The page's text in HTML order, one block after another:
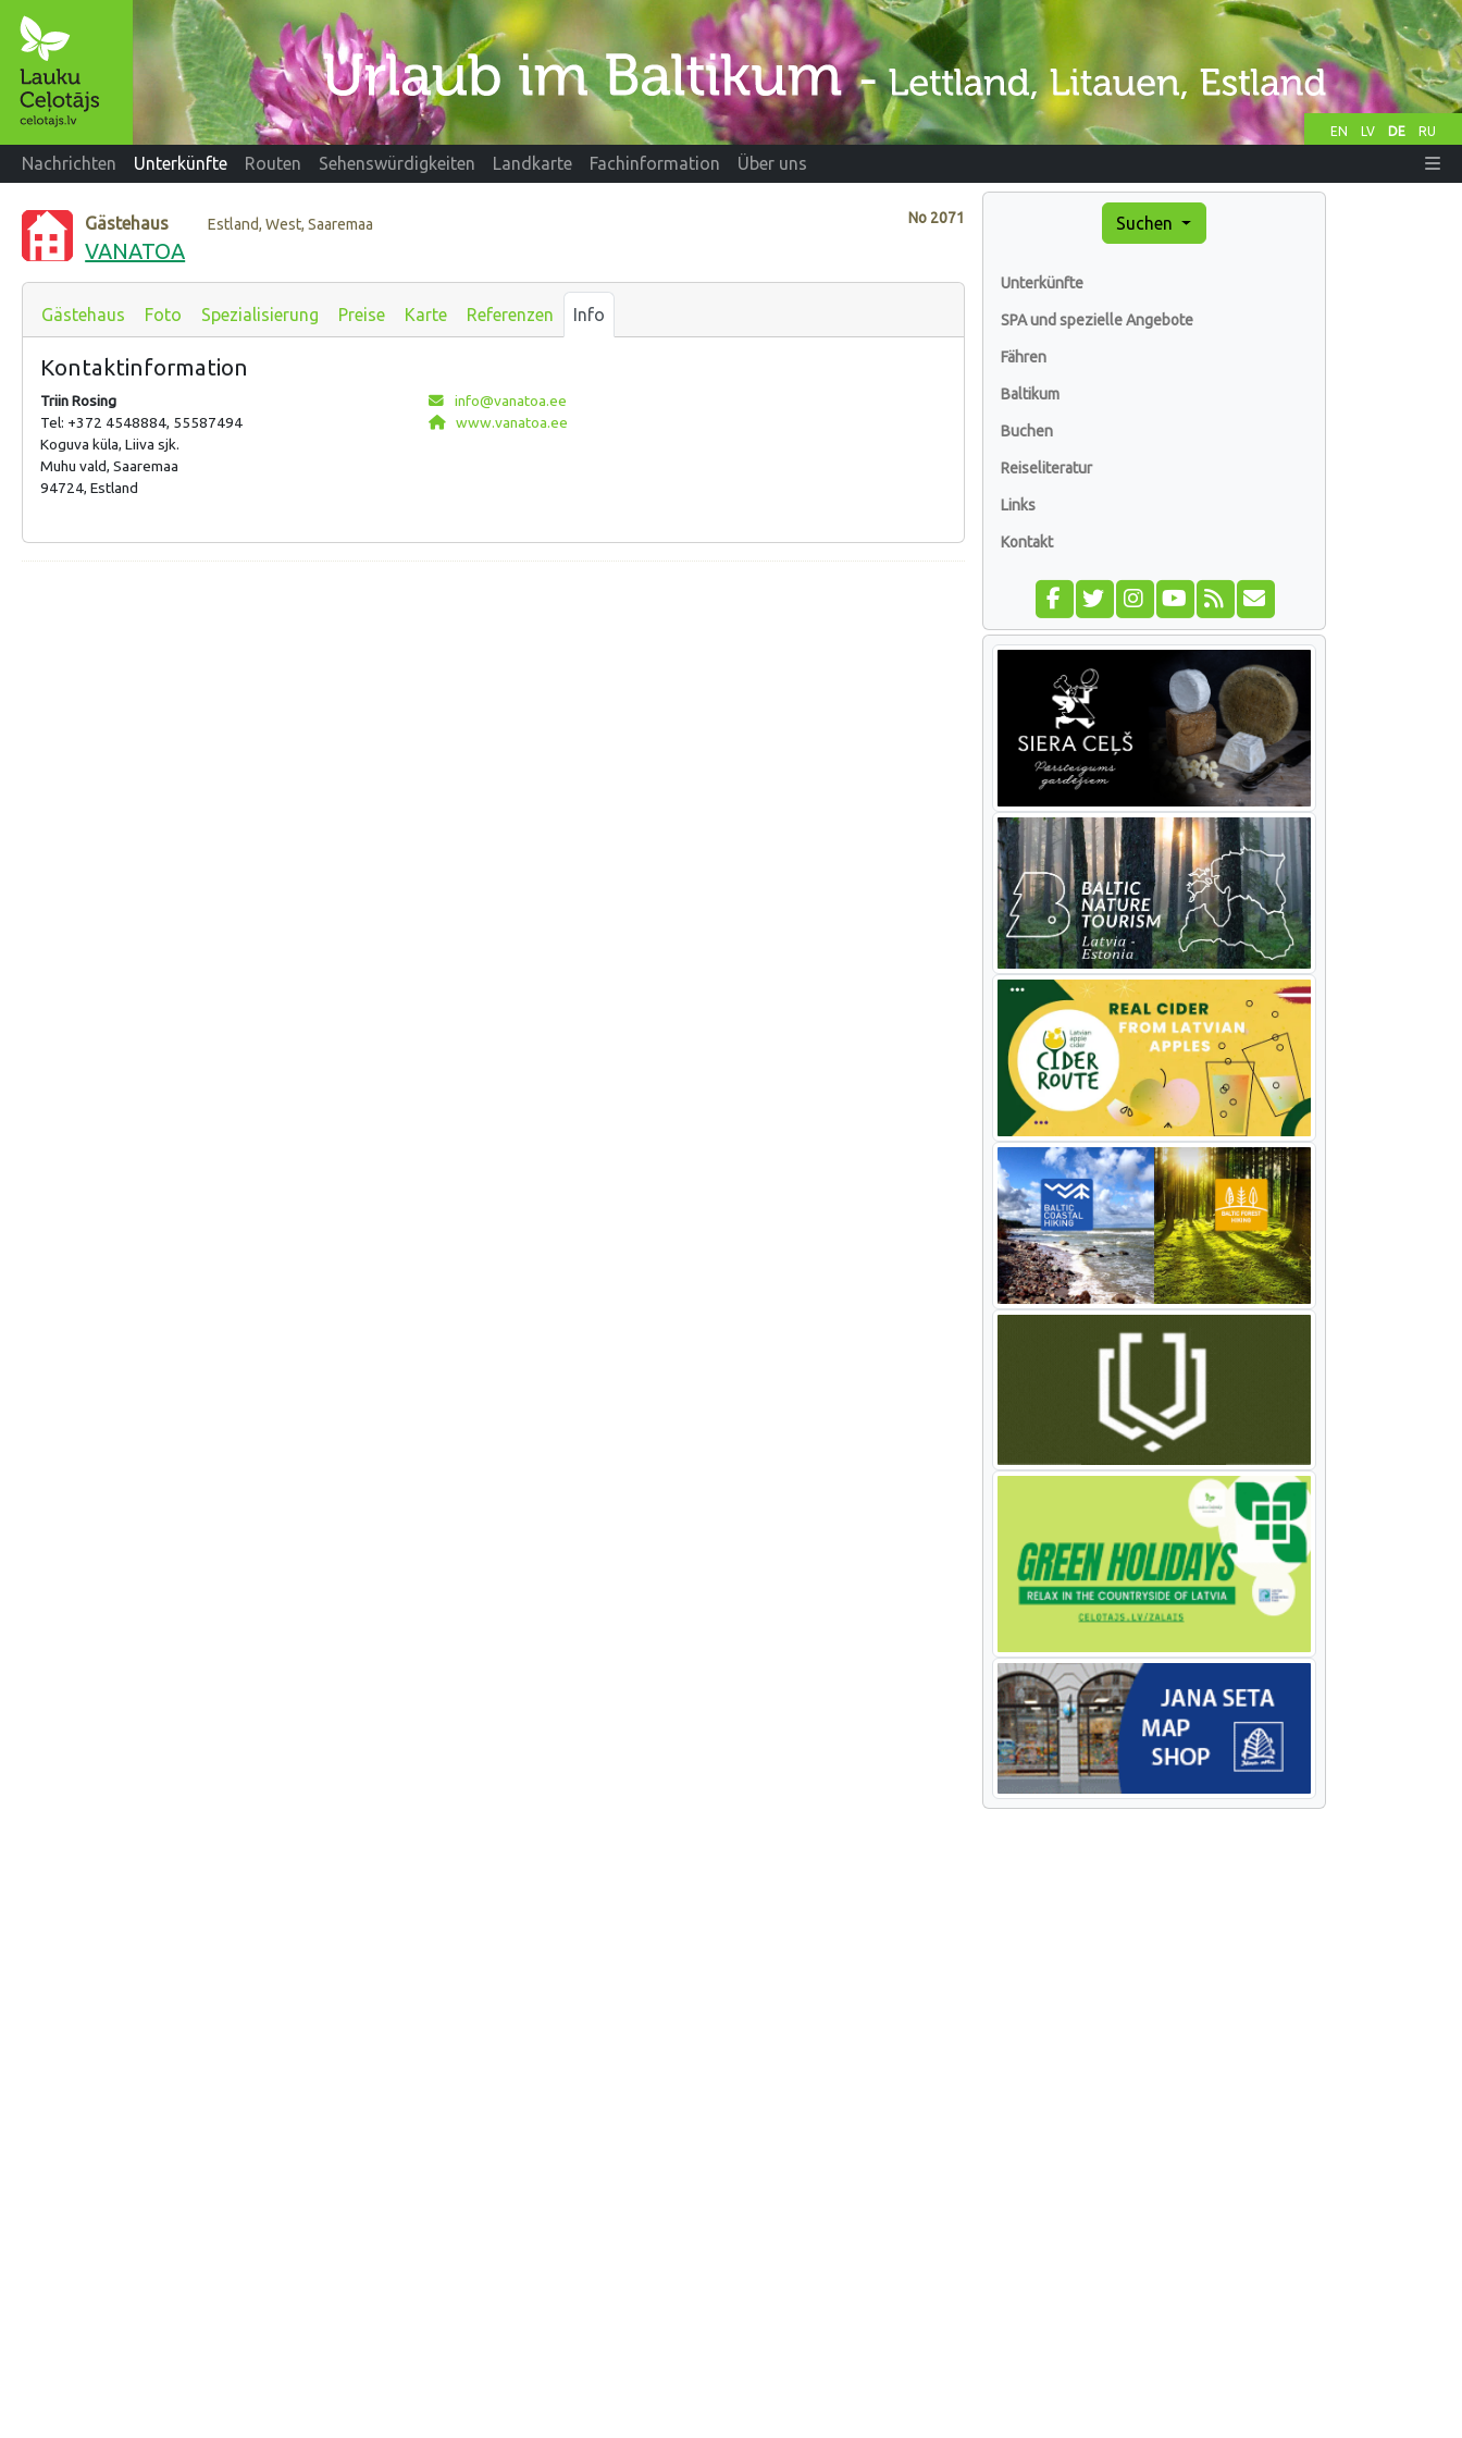
EN LV DE RU
Nachrichten Unterkünfte Routen Sehenswürdigkeiten Landkarte Fachinformation Über uns
No 2071
Gästehaus Estland, West, Saaremaa
VANATOA
Gästehaus Foto Spezialisierung Preise Karte Referenzen Info
Kontaktinformation
Triin Rosing
Tel: +372 4548884, 55587494
Koguva küla, Liiva sjk.
Muhu vald, Saaremaa
94724, Estland
info@vanatoa.ee
www.vanatoa.ee
Suchen
Unterkünfte
SPA und spezielle Angebote
Fähren
Baltikum
Buchen
Reiseliteratur
Links
Kontakt